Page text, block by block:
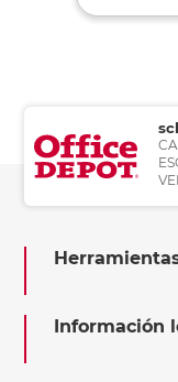
Información